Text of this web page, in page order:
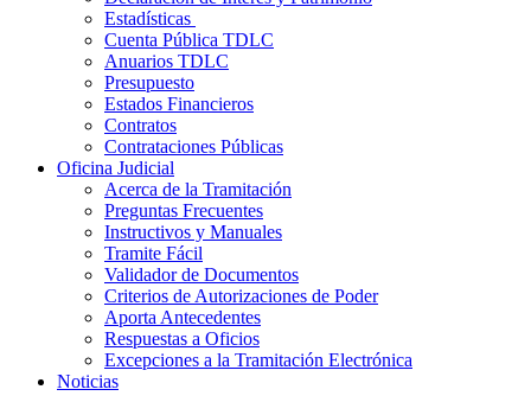
Estadísticas
Cuenta Pública TDLC
Anuarios TDLC
Presupuesto
Estados Financieros
Contratos
Contrataciones Públicas
Oficina Judicial
Acerca de la Tramitación
Preguntas Frecuentes
Instructivos y Manuales
Tramite Fácil
Validador de Documentos
Criterios de Autorizaciones de Poder
Aporta Antecedentes
Respuestas a Oficios
Excepciones a la Tramitación Electrónica
Noticias